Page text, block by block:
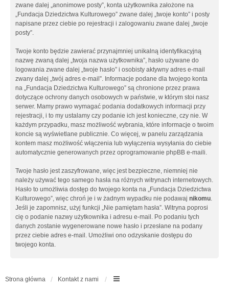
zwane dalej „anonimowe posty”, konta użytkownika założone na
„Fundacja Dziedzictwa Kulturowego” zwane dalej „twoje konto” i posty
napisane przez ciebie po rejestracji i zalogowaniu zwane dalej „twoje
posty”.
Twoje konto będzie zawierać przynajmniej unikalną identyfikacyjną
nazwę zwaną dalej „twoja nazwa użytkownika”, hasło używane do
logowania zwane dalej „twoje hasło” i osobisty aktywny adres e-mail
zwany dalej „twój adres e-mail”. Informacje podane dla twojego konta
na „Fundacja Dziedzictwa Kulturowego” są chronione przez prawa
dotyczące ochrony danych osobowych w państwie, w którym stoi nasz
serwer. Mamy prawo wymagać podania dodatkowych informacji przy
rejestracji, i to my ustalamy czy podanie ich jest konieczne, czy nie. W
każdym przypadku, masz możliwość wybrania, które informacje o twoim
koncie są wyświetlane publicznie. Co więcej, w panelu zarządzania
kontem masz możliwość włączenia lub wyłączenia wysyłania do ciebie
automatycznie generowanych przez oprogramowanie phpBB e-maili.
Twoje hasło jest zaszyfrowane, więc jest bezpieczne, niemniej nie
należy używać tego samego hasła na różnych witrynach internetowych.
Hasło to umożliwia dostęp do twojego konta na „Fundacja Dziedzictwa
Kulturowego”, więc chroń je i w żadnym wypadku nie podawaj nikomu.
Jeśli je zapomnisz, użyj funkcji „Nie pamiętam hasła”. Witryna poprosi
cię o podanie nazwy użytkownika i adresu e-mail. Po podaniu tych
danych zostanie wygenerowane nowe hasło i przesłane na podany
przez ciebie adres e-mail. Umożliwi ono odzyskanie dostępu do
twojego konta.
Strona główna Kontakt z nami